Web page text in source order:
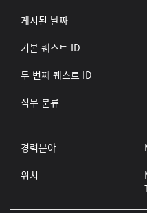
게시된 날짜
기본 퀘스트 ID
두 번째 퀘스트 ID
직무 분류
경력분야
위치